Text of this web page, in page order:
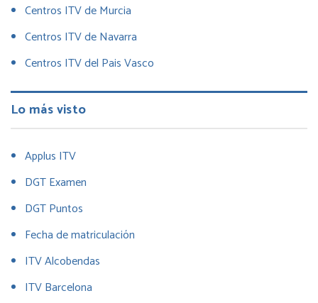
Centros ITV de Murcia
Centros ITV de Navarra
Centros ITV del Pais Vasco
Lo más visto
Applus ITV
DGT Examen
DGT Puntos
Fecha de matriculación
ITV Alcobendas
ITV Barcelona